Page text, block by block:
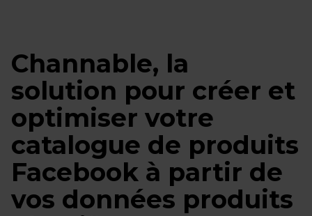
Channable, la
solution pour créer et
optimiser votre
catalogue de produits
Facebook à partir de
vos données produits